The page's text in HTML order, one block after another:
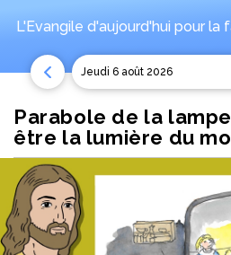
L'Evangile d'aujourd'hui pour la
jeudi 6 août 2026
Parabole de la
être la lumière du